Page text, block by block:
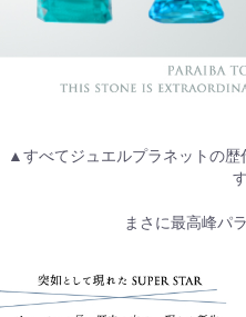
▲すべてジュエルプラネットの
まさに最高峰パ